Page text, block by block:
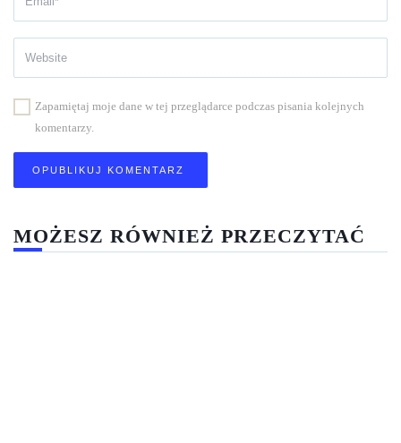
Zapamiętaj moje dane w tej przeglądarce podczas pisania kolejnych
komentarzy.
MOŻESZ RÓWNIEŻ PRZECZYTAĆ